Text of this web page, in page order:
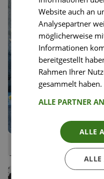
Speichern
Herbstliche Kürbis-Pilz-
Website auch an
Analysepartner
möglicherweise
Informationen
bereitgestellt
Rahmen Ihrer
gesammelt haben.
ALLE PARTNER
ALLE
ALLE